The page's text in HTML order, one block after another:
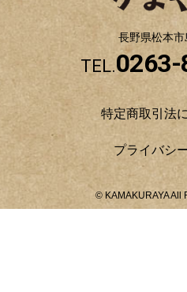
長野県松本市
TEL.0263-
特定商取引法
プライバシ
© KAMAKURAYA All